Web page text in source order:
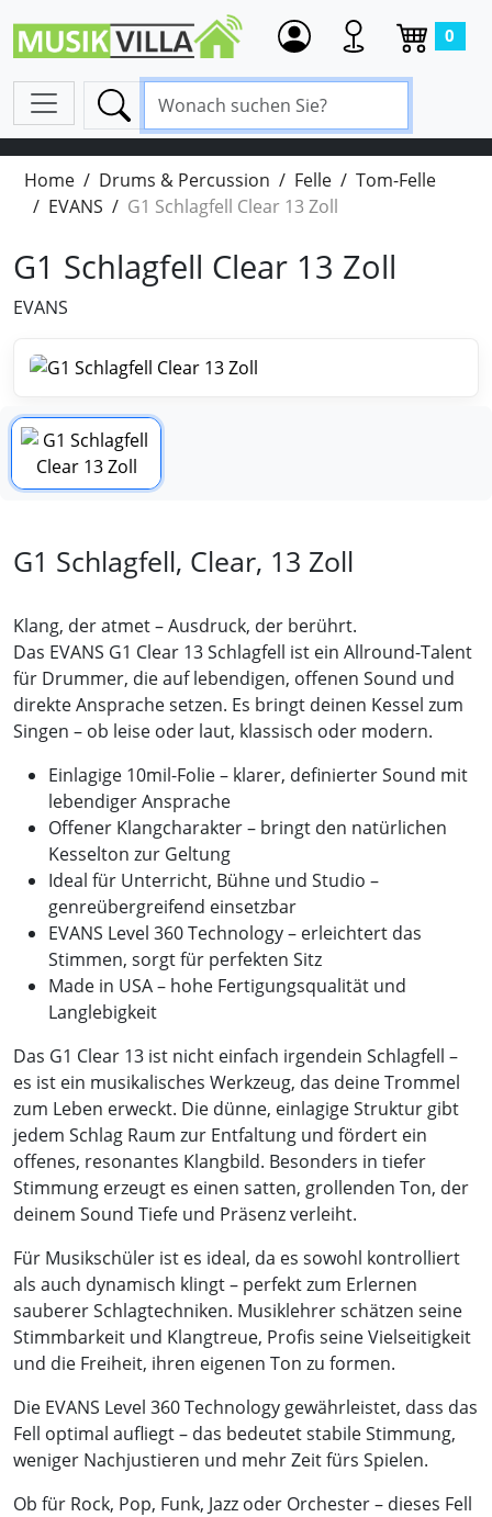
0
Home Drums & Percussion Felle
Tom-Felle
EVANS
G1 Schlagfell Clear 13 Zoll
G1 Schlagfell Clear 13 Zoll
EVANS
G1 Schlagfell, Clear, 13 Zoll
Klang, der atmet – Ausdruck, der berührt.
Das EVANS G1 Clear 13 Schlagfell ist ein Allround-Talent
für Drummer, die auf lebendigen, offenen Sound und
direkte Ansprache setzen. Es bringt deinen Kessel zum
Singen – ob leise oder laut, klassisch oder modern.
Einlagige 10mil-Folie – klarer, definierter Sound mit
lebendiger Ansprache
Offener Klangcharakter – bringt den natürlichen
Kesselton zur Geltung
Ideal für Unterricht, Bühne und Studio –
genreübergreifend einsetzbar
EVANS Level 360 Technology – erleichtert das
Stimmen, sorgt für perfekten Sitz
Made in USA – hohe Fertigungsqualität und
Langlebigkeit
Das G1 Clear 13 ist nicht einfach irgendein Schlagfell –
es ist ein musikalisches Werkzeug, das deine Trommel
zum Leben erweckt. Die dünne, einlagige Struktur gibt
jedem Schlag Raum zur Entfaltung und fördert ein
offenes, resonantes Klangbild. Besonders in tiefer
Stimmung erzeugt es einen satten, grollenden Ton, der
deinem Sound Tiefe und Präsenz verleiht.
Für Musikschüler ist es ideal, da es sowohl kontrolliert
als auch dynamisch klingt – perfekt zum Erlernen
sauberer Schlagtechniken. Musiklehrer schätzen seine
Stimmbarkeit und Klangtreue, Profis seine Vielseitigkeit
und die Freiheit, ihren eigenen Ton zu formen.
Die EVANS Level 360 Technology gewährleistet, dass das
Fell optimal aufliegt – das bedeutet stabile Stimmung,
weniger Nachjustieren und mehr Zeit fürs Spielen.
Ob für Rock, Pop, Funk, Jazz oder Orchester – dieses Fell